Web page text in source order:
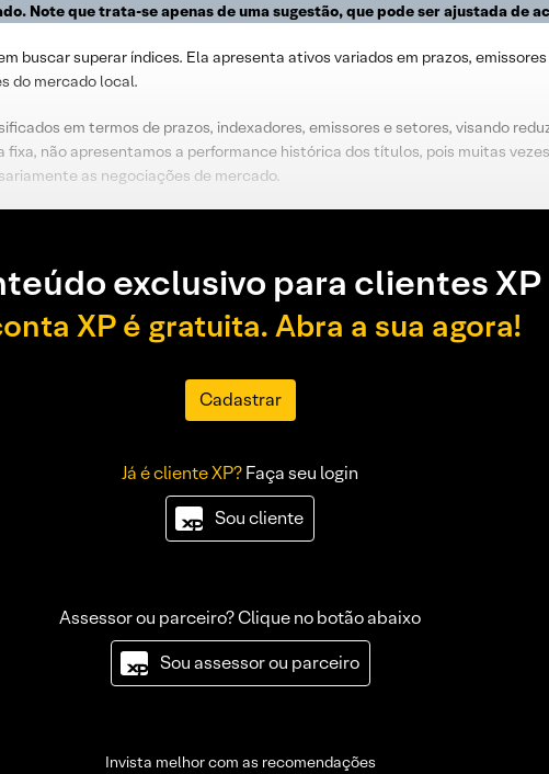
Note que trata-se apenas de uma sugestão, que pode ser ajustada de
buscar superar índices. Ela apresenta ativos variados em prazos,
do mercado local.
em termos de prazos, indexadores, emissores e setores, visando
não apresentamos a performance histórica dos títulos, pois muitas
as negociações de mercado.
exclusivo para clientes XP
XP é gratuita. Abra a sua agora!
Cadastrar
Já é cliente XP?Faça seu login
Sou cliente
Assessor ou parceiro? Clique no botão abaixo
Sou assessor ou parceiro
Invista melhor com as recomendações